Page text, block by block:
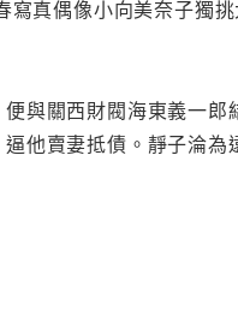
真偶像小向美奈子獨
與關西財閥海東義一
他賣妻抵債。靜子淪